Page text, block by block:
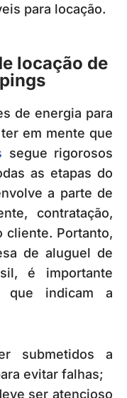
para locação.
locação de
de energia para
em mente que
segue rigorosos
as etapas do
a parte de
contratação,
cliente. Portanto,
de aluguel de
é importante
que indicam a
submetidos a
evitar falhas;
ser atencioso